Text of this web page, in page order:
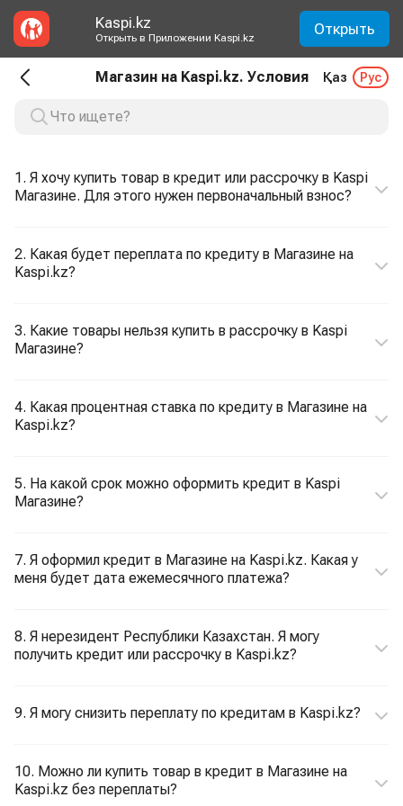
Kaspi.kz
Открыть в Приложении Kaspi.kz Открыть
Магазин на Kaspi.kz. Условия Қаз Рус
1. Я хочу купить товар в кредит или рассрочку в Kaspi
Магазине. Для этого нужен первоначальный взнос?
2. Какая будет переплата по кредиту в Магазине на
Kaspi.kz?
3. Какие товары нельзя купить в рассрочку в Kaspi
Магазине?
4. Какая процентная ставка по кредиту в Магазине на
Kaspi.kz?
5. На какой срок можно оформить кредит в Kaspi
Магазине?
7. Я оформил кредит в Магазине на Kaspi.kz. Какая у
меня будет дата ежемесячного платежа?
8. Я нерезидент Республики Казахстан. Я могу
получить кредит или рассрочку в Kaspi.kz?
9. Я могу снизить переплату по кредитам в Kaspi.kz?
10. Можно ли купить товар в кредит в Магазине на
Kaspi.kz без переплаты?